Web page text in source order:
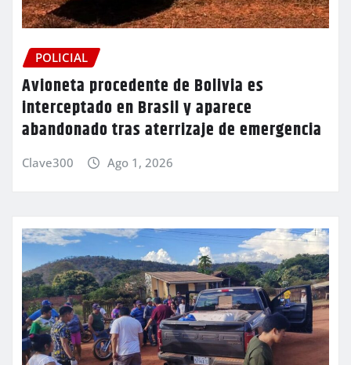
POLICIAL
Avioneta procedente de Bolivia es
interceptado en Brasil y aparece
abandonado tras aterrizaje de emergencia
Clave300 Ago 1, 2026